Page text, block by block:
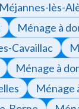
lès-
Ménage à
Cavaillac
Ménage à
Ménage